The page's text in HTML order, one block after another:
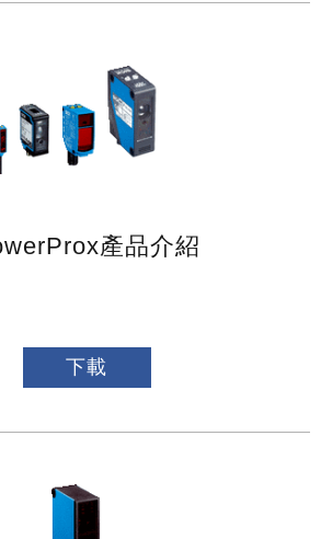
產品介紹
下載